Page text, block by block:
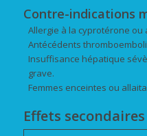
Contre-indications
Allergie à la cyprotérone ou
Antécédents
Insuffisance hépatique
grave.
Femmes enceintes ou
Effets